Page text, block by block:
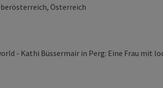
Österreich